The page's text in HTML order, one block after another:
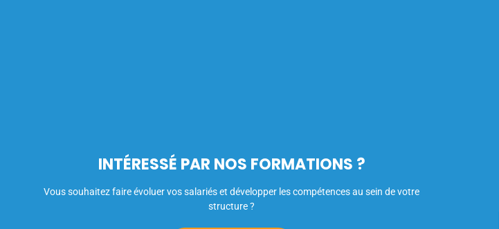
INTÉRESSÉ PAR NOS FORMATIONS ?
Vous souhaitez faire évoluer vos salariés et développer les compétences au sein de votre
structure ?